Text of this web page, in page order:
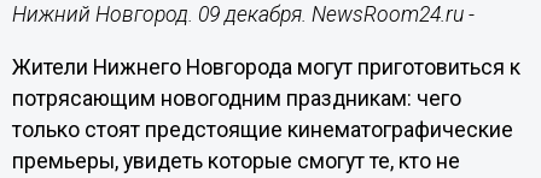
Нижний Новгород. 09 декабря. NewsRoom24.ru -
Жители Нижнего Новгорода могут приготовиться к
потрясающим новогодним праздникам: чего
только стоят предстоящие кинематографические
премьеры, увидеть которые смогут те, кто не